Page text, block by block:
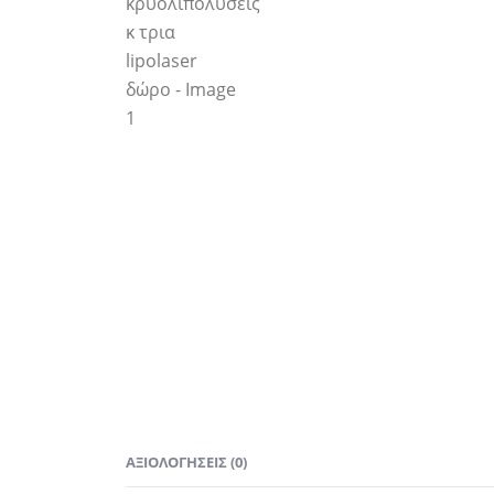
ΑΞΙΟΛΟΓΉΣΕΙΣ (0)